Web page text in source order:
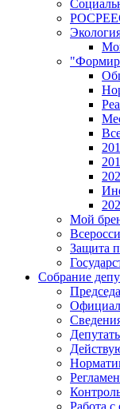
Мой
Защита
Собрание
Работа